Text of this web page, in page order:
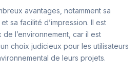
avantages, notamment sa
sa facilité d’impression. Il est
l’environnement, car il est
choix judicieux pour les utilisateurs
de leurs projets.